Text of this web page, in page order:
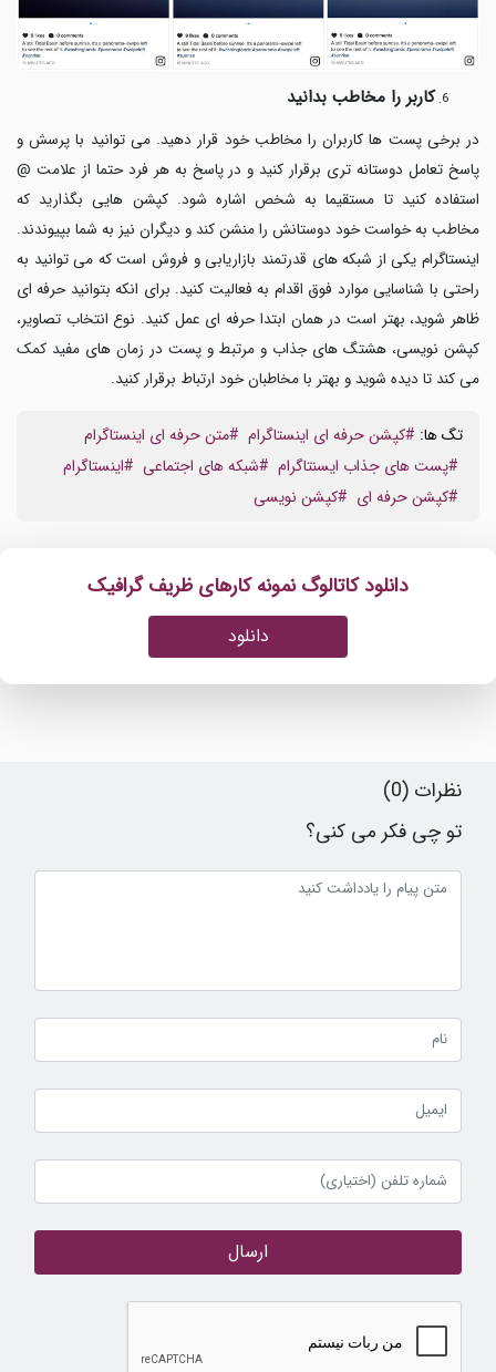
کاربر را مخاطب بدانید
در برخی پست ها کاربران را مخاطب خود قرار دهید. می توانید با پرسش و
پاسخ تعامل دوستانه تری برقرار کنید و در پاسخ به هر فرد حتما از علامت @
استفاده کنید تا مستقیما به شخص اشاره شود. کپشن هایی بگذارید که
مخاطب به خواست خود دوستانش را منشن کند و دیگران نیز به شما بپیوندند.
اینستاگرام یکی از شبکه های قدرتمند بازاریابی و فروش است که می توانید به
راحتی با شناسایی موارد فوق اقدام به فعالیت کنید. برای انکه بتوانید حرفه ای
ظاهر شوید، بهتر است در همان ابتدا حرفه ای عمل کنید. نوع انتخاب تصاویر،
کپشن نویسی، هشتگ های جذاب و مرتبط و پست در زمان های مفید کمک
می کند تا دیده شوید و بهتر با مخاطبان خود ارتباط برقرار کنید.
تگ ها: #کپشن حرفه ای اینستاگرام #متن حرفه ای اینستاگرام
#پست های جذاب ایسنتاگرام #شبکه های اجتماعی #اینستاگرام
#کپشن حرفه ای #کپشن نویسی
دانلود کاتالوگ نمونه کارهای ظریف گرافیک
دانلود
نظرات (0)
تو چی فکر می کنی؟
ارسال